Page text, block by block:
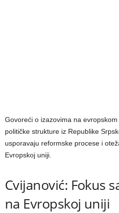
Govoreći o izazovima na
političke strukture iz Republike
usporavaju reformske procese i
Evropskoj uniji.
Cvijanović: Fokus
na Evropskoj uniji